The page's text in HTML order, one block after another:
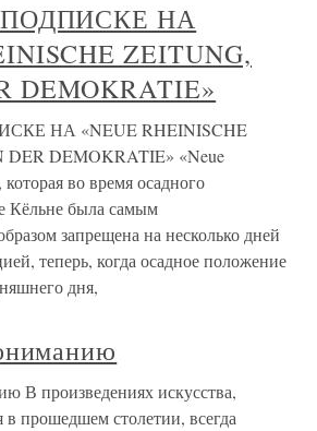
НА
ZEITUNG,
DEMOKRATIE»
НА «NEUE RHEINISCHE
DEMOKRATIE» «Neue
во время осадного
Кёльне была самым
запрещена на несколько дней
теперь, когда осадное положение
дня,
В произведениях искусства,
в прошедшем столетии, всегда